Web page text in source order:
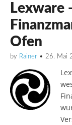
Lexware
Ofen
by Rainer • 26. Mai